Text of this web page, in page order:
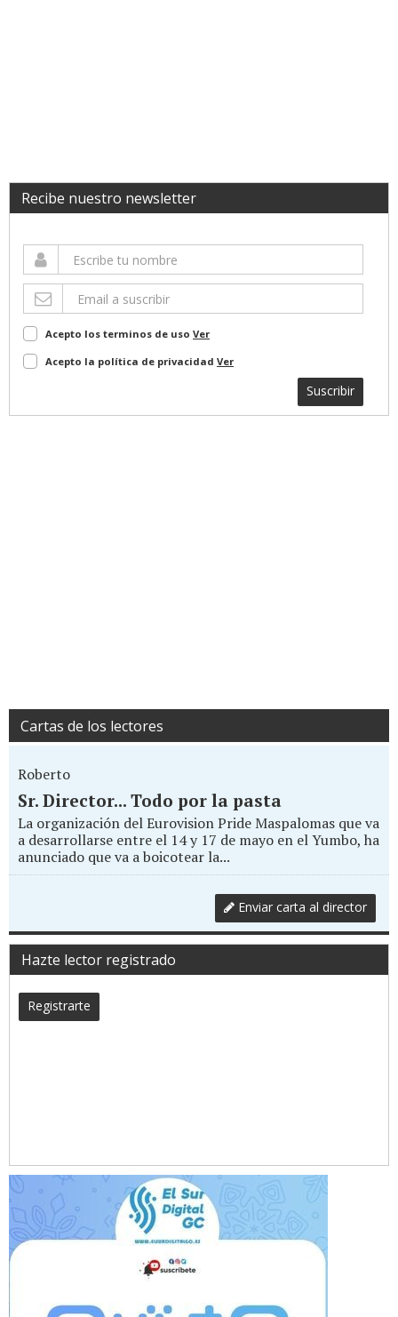
Recibe nuestro newsletter
Acepto los terminos de uso Ver
Acepto la política de privacidad Ver
Suscribir
Cartas de los lectores
Roberto
Sr. Director... Todo por la pasta
La organización del Eurovision Pride Maspalomas que va
a desarrollarse entre el 14 y 17 de mayo en el Yumbo, ha
anunciado que va a boicotear la...
Enviar carta al director
Hazte lector registrado
Registrarte